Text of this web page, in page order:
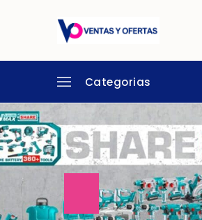
Categorias